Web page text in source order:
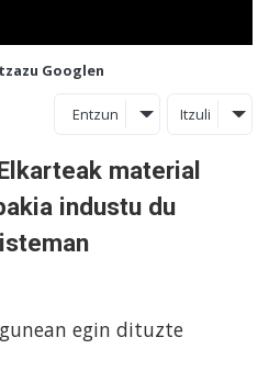
Googlen
Entzun Itzuli
material
industu du
egin dituzte